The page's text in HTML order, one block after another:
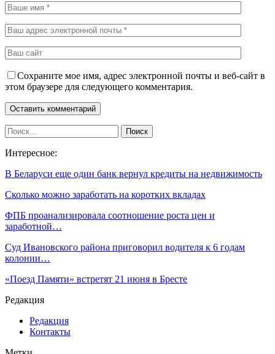
Сохраните мое имя, адрес электронной почты и веб-сайт в
этом браузере для следующего комментария.
Интересное:
В Беларуси еще один банк вернул кредиты на недвижимость
Сколько можно заработать на коротких вкладах
ФПБ проанализировала соотношение роста цен и
заработной…
Суд Ивановского района приговорил водителя к 6 годам
колонии…
«Поезд Памяти» встретят 21 июня в Бресте
Редакция
Редакция
Контакты